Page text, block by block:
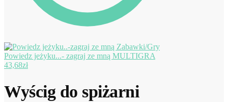
Powiedz jeżyku...- zagraj ze mną MULTIGRA
43,68zł
Wyścig do spiżarni